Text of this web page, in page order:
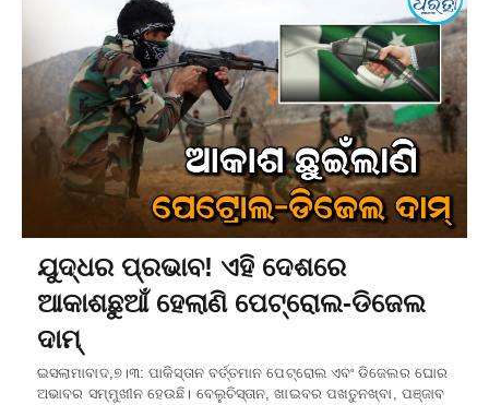
ଯୁଦ୍ଧର ପ୍ରଭାବ! ଏହି ଦେଶରେ
ଆକାଶଛୁଆଁ ହେଲାଣି ପେଟ୍ରୋଲ-ଡିଜେଲ
ଦାମ୍‌
ଇସଲାମାବାଦ,୭।୩: ପାକିସ୍ତାନ ବର୍ତ୍ତମାନ ପେଟ୍ରୋଲ ଏବଂ ଡିଜେଲର ଘୋର
ଅଭାବର ସମ୍ମୁଖୀନ ହେଉଛି। ବେଲୁଚିସ୍ତାନ, ଖାଇବର ପଖତୁନଖ୍ବା, ପଞ୍ଜାବ